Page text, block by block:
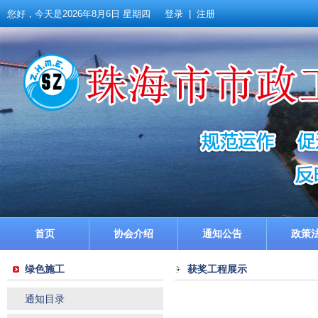
您好，今天是2026年8月6日 星期四 登录 注册
首页 协会介绍 通知公告 政策
绿色施工
通知目录
获奖工程展示